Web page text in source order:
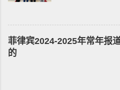
的两年以上徒刑
下，才可以携带枪
律将帮助他们更
犯罪。 该法律更
无牌枪支且被定
次再来需要洗黑
签转旅游签的旅客
理，出境在机场就
事件被抓的，又
才能出境。 3. 在
抓，在拘留所等
急下单，一定要
车人和 和你交易
手车一般都是车
卖给你，所以有
拿到两份合同，
申请菲律宾的移
分析菲律宾移民签
因，并简要概述
民签证和其他国
申请成本相对较
有繁琐的移民监
便利与自由。
菲律宾2024-2025年常年报
的